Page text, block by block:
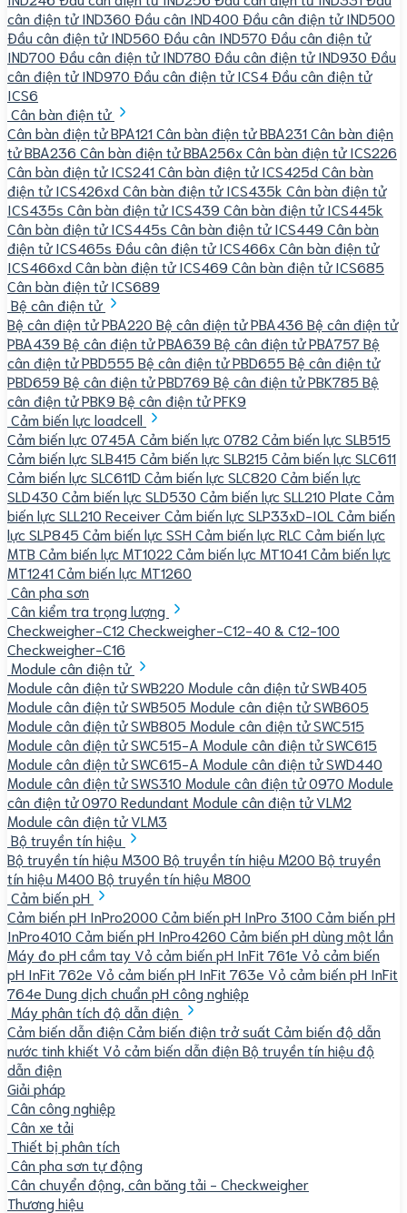
cân điện tử IND360 Đầu cân IND400 Đầu cân điện tử IND500
Đầu cân điện tử IND560 Đầu cân IND570 Đầu cân điện tử
IND700 Đầu cân điện tử IND780 Đầu cân điện tử IND930 Đầu
cân điện tử IND970 Đầu cân điện tử ICS4Đầu cân điện tử
ICS6
Cân bàn điện tử
Cân bàn điện tử BPA121Cân bàn điện tử BBA231Cân bàn điện
tử BBA236 Cân bàn điện tử BBA256xCân bàn điện tử ICS226
Cân bàn điện tử ICS241Cân bàn điện tử ICS425d Cân bàn
điện tử ICS426xd Cân bàn điện tử ICS435k Cân bàn điện tử
ICS435s Cân bàn điện tử ICS439 Cân bàn điện tử ICS445k
Cân bàn điện tử ICS445s Cân bàn điện tử ICS449 Cân bàn
điện tử ICS465s Đầu cân điện tử ICS466xCân bàn điện tử
ICS466xd Cân bàn điện tử ICS469 Cân bàn điện tử ICS685
Cân bàn điện tử ICS689
Bệ cân điện tử
Bệ cân điện tử PBA220 Bệ cân điện tử PBA436 Bệ cân điện tử
PBA439 Bệ cân điện tử PBA639 Bệ cân điện tử PBA757Bệ
cân điện tử PBD555 Bệ cân điện tử PBD655 Bệ cân điện tử
PBD659 Bệ cân điện tử PBD769 Bệ cân điện tử PBK785 Bệ
cân điện tử PBK9 Bệ cân điện tử PFK9
Cảm biến lực loadcell
Cảm biến lực 0745A Cảm biến lực 0782 Cảm biến lực SLB515
Cảm biến lực SLB415 Cảm biến lực SLB215 Cảm biến lực SLC611
Cảm biến lực SLC611D Cảm biến lực SLC820 Cảm biến lực
SLD430 Cảm biến lực SLD530 Cảm biến lực SLL210 Plate Cảm
biến lực SLL210 ReceiverCảm biến lực SLP33xD-IOL Cảm biến
lực SLP845 Cảm biến lực SSH Cảm biến lực RLC Cảm biến lực
MTB Cảm biến lực MT1022 Cảm biến lực MT1041Cảm biến lực
MT1241Cảm biến lực MT1260
Cân pha sơn
Cân kiểm tra trọng lượng
Checkweigher-C12 Checkweigher-C12-40 & C12-100
Checkweigher-C16
Module cân điện tử
Module cân điện tử SWB220 Module cân điện tử SWB405
Module cân điện tử SWB505 Module cân điện tử SWB605
Module cân điện tử SWB805 Module cân điện tử SWC515
Module cân điện tử SWC515-A Module cân điện tử SWC615
Module cân điện tử SWC615-A Module cân điện tử SWD440
Module cân điện tử SWS310 Module cân điện tử 0970 Module
cân điện tử 0970 Redundant Module cân điện tử VLM2
Module cân điện tử VLM3
Bộ truyền tín hiệu
Bộ truyền tín hiệu M300 Bộ truyền tín hiệu M200 Bộ truyền
tín hiệu M400 Bộ truyền tín hiệu M800
Cảm biến pH
Cảm biến pH InPro2000 Cảm biến pH InPro 3100 Cảm biến pH
InPro4010 Cảm biến pH InPro4260 Cảm biến pH dùng một lần
Máy đo pH cầm tay Vỏ cảm biến pH InFit 761e Vỏ cảm biến
pH InFit 762e Vỏ cảm biến pH InFit 763e Vỏ cảm biến pH InFit
764e Dung dịch chuẩn pH công nghiệp
Máy phân tích độ dẫn điện
Cảm biến dẫn điện Cảm biến điện trở suất Cảm biến độ dẫn
nước tinh khiết Vỏ cảm biến dẫn điện Bộ truyền tín hiệu độ
dẫn điện
Giải pháp
Cân công nghiệp
Cân xe tải
Thiết bị phân tích
Cân pha sơn tự động
Cân chuyển động, cân băng tải - Checkweigher
Thương hiệu